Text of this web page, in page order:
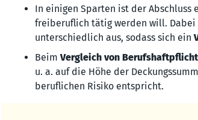
In einigen Sparten ist der Abschluss
freiberuflich tätig werden will. Dabei
unterschiedlich aus, sodass sich ein
BeimVergleich von
u. a. auf die Höhe der
beruflichen Risiko entspricht.